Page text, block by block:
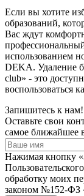
Если вы хотите
образований,
Вас ждут
использованием
DEKA. Удаление
club» - это
воспользоваться
Запишитесь к нам!
Оставьте свои
самое ближайшее
Нажимая кнопку
обработку моих
законом №152-ФЗ